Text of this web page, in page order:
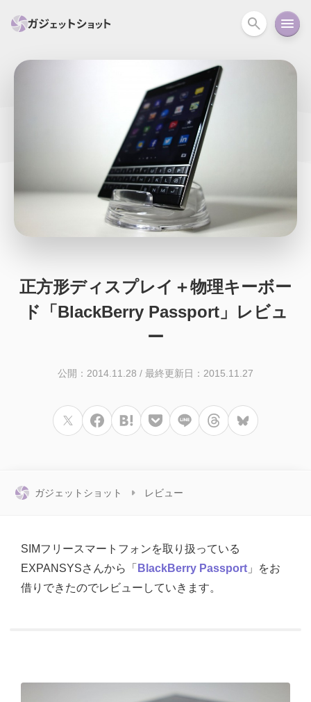
PC関連
スマートホーム アクションカメラ
iPad Mac Android
オーディオ 周辺機器
正方形ディスプレイ＋物理キーボー
ド「BlackBerry Passport」レビュ
ー
公開：2014.11.28 / 最終更新日：2015.11.27
ガジェットショット レビュー
SIMフリースマートフォンを取り扱っている
EXPANSYSさんから「 BlackBerry Passport 」をお
借りできたのでレビューしていきます。